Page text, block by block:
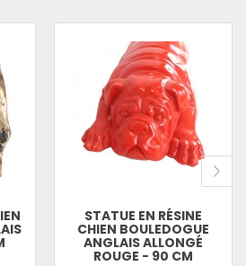
STATUE EN RÉSINE
CHIEN BOULEDOGUE
ANGLAIS ALLONGÉ
ROUGE - 90 CM